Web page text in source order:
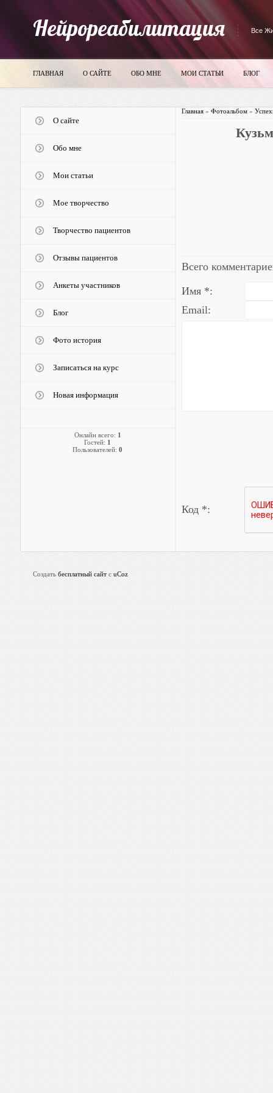
Нейрореабилитация Все
ГЛАВНАЯ О САЙТЕ ОБО МНЕ МОИ СТАТЬИ БЛОГ
О сайте
Обо мне
Мои статьи
Мое творчество
Творчество пациентов
Отзывы пациентов
Анкеты участников
Блог
Фото история
Записаться на курс
Новая информация
Онлайн всего: 1
Гостей: 1
Пользователей: 0
Главная» Фотоальбом»
Всего
Имя *:
Email:
Код *:
Создать бесплатный сайт с uCoz